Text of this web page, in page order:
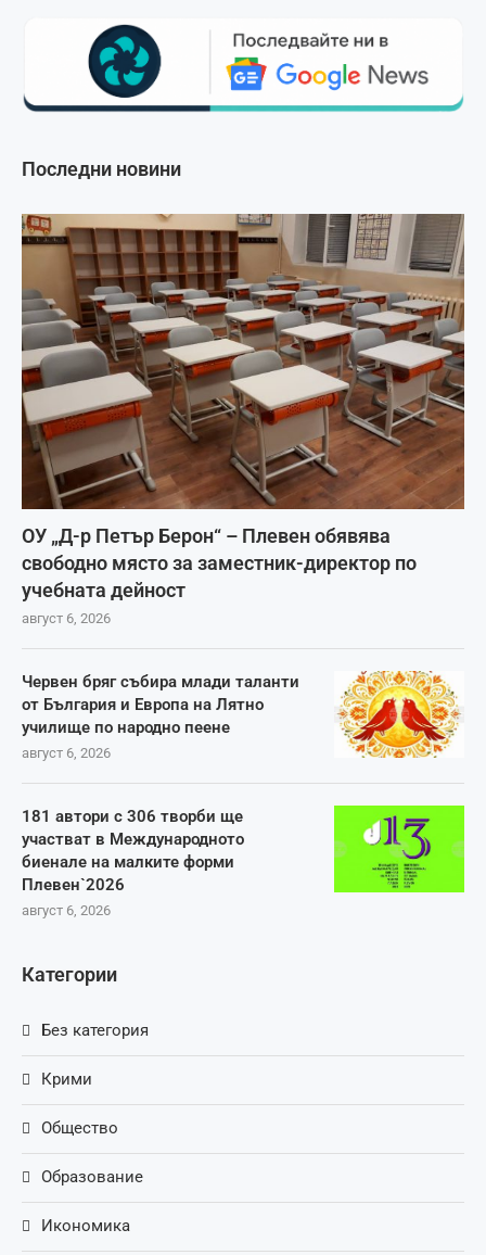
Последни новини
ОУ „Д-р Петър Берон“ – Плевен обявява
свободно място за заместник-директор по
учебната дейност
август 6, 2026
Червен бряг събира млади таланти
от България и Европа на Лятно
училище по народно пеене
август 6, 2026
181 автори с 306 творби ще
участват в Международното
биенале на малките форми
Плевен`2026
август 6, 2026
Категории
Без категория
Крими
Общество
Образование
Икономика